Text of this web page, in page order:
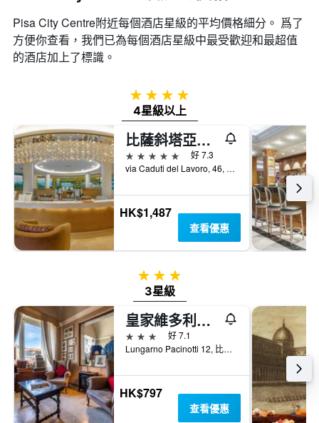
Pisa City Centre附近每個酒店星級的平均價格細分。 爲了
方便你查看，我們已為每個酒店星級中最受歡迎和最超值
的酒店加上了標識。
4星級
4星級以上
比薩斜塔亞勒格羅意大利廣場酒店 - 比薩
5星級
好 7.3
via Caduti del Lavoro, 46, 比薩, 托斯卡尼, 義大利
HK$1,487
查看優惠
3星級
3星級
皇家維多利亞酒店
3星級
好 7.1
Lungarno Pacinotti 12, 比薩, 托斯卡尼, 義大利
HK$797
查看優惠